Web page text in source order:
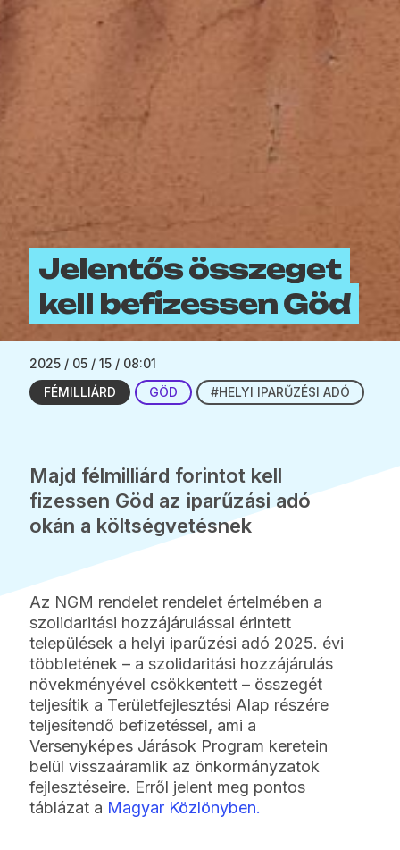
Jelentős összeget
kell befizessen Göd
2025 / 05 / 15 / 08:01
FÉMILLIÁRD
GÖD #HELYI IPARŰZÉSI ADÓ
Majd félmilliárd forintot kell
fizessen Göd az iparűzási adó
okán a költségvetésnek
Az NGM rendelet rendelet értelmében a
szolidaritási hozzájárulással érintett
települések a helyi iparűzési adó 2025. évi
többletének – a szolidaritási hozzájárulás
növekményével csökkentett – összegét
teljesítik a Területfejlesztési Alap részére
teljesítendő befizetéssel, ami a
Versenyképes Járások Program keretein
belül visszaáramlik az önkormányzatok
fejlesztéseire. Erről jelent meg pontos
táblázat a Magyar Közlönyben.